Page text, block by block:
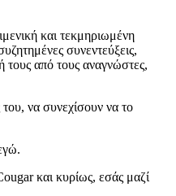
και τεκμηριωμένη
συνεντεύξεις,
από τους αναγνώστες,
να συνεχίσουν να το
και κυρίως, εσάς μαζί